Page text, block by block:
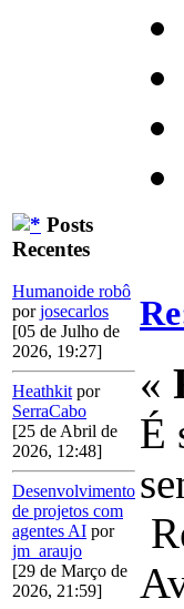
Posts
Recentes
Humanoide robô
porjosecarlos
[05 de Julho de
2026, 19:27]
Heathkit por
SerraCabo
[25 de Abril de
2026, 12:48]
Desenvolvimento
de projetos com
agentes AI por
jm_araujo
[29 de Março de
2026, 21:59]
«
É